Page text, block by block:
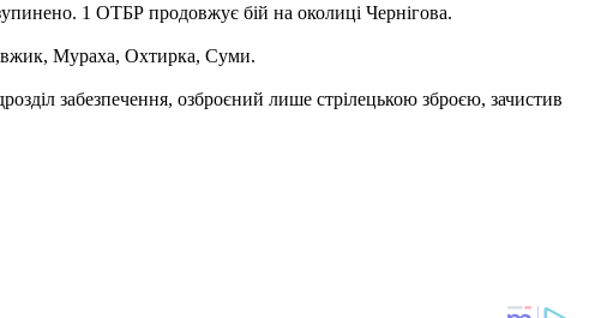
1 ОТБР продовжує бій на околиці Чернігова.
Мураха, Охтирка, Суми.
забезпечення, озброєний лише стрілецькою зброєю, зачистив